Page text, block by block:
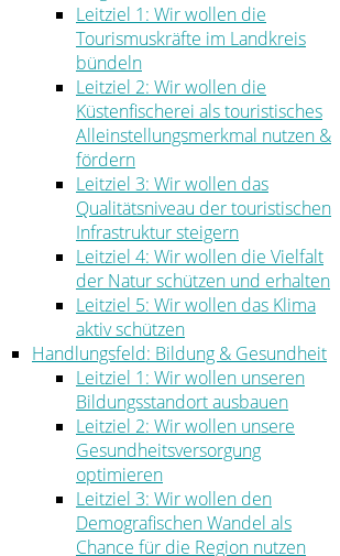
Leitziel 1: Wir wollen die
Tourismuskräfte im Landkreis
bündeln
Leitziel 2: Wir wollen die
Küstenfischerei als touristisches
Alleinstellungsmerkmal nutzen &
fördern
Leitziel 3: Wir wollen das
Qualitätsniveau der touristischen
Infrastruktur steigern
Leitziel 4: Wir wollen die Vielfalt
der Natur schützen und erhalten
Leitziel 5: Wir wollen das Klima
aktiv schützen
Handlungsfeld: Bildung & Gesundheit
Leitziel 1: Wir wollen unseren
Bildungsstandort ausbauen
Leitziel 2: Wir wollen unsere
Gesundheitsversorgung
optimieren
Leitziel 3: Wir wollen den
Demografischen Wandel als
Chance für die Region nutzen